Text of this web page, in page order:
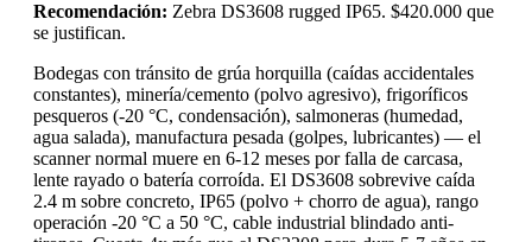
Recomendación: Zebra DS3608 rugged IP65. $420.000 que
se justifican.
Bodegas con tránsito de grúa horquilla (caídas accidentales
constantes), minería/cemento (polvo agresivo), frigoríficos
pesqueros (-20 °C, condensación), salmoneras (humedad,
agua salada), manufactura pesada (golpes, lubricantes) — el
scanner normal muere en 6-12 meses por falla de carcasa,
lente rayado o batería corroída. El DS3608 sobrevive caída
2.4 m sobre concreto, IP65 (polvo + chorro de agua), rango
operación -20 °C a 50 °C, cable industrial blindado anti-